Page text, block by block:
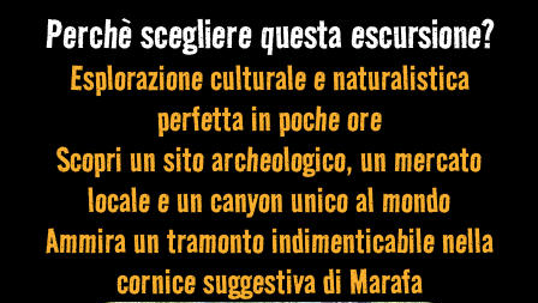
Perchè scegliere questa escursione?
Esplorazione culturale e naturalistica
perfetta in poche ore
Scopri un sito archeologico, un mercato
locale e un canyon unico al mondo
Ammira un tramonto indimenticabile nella
cornice suggestiva di Marafa